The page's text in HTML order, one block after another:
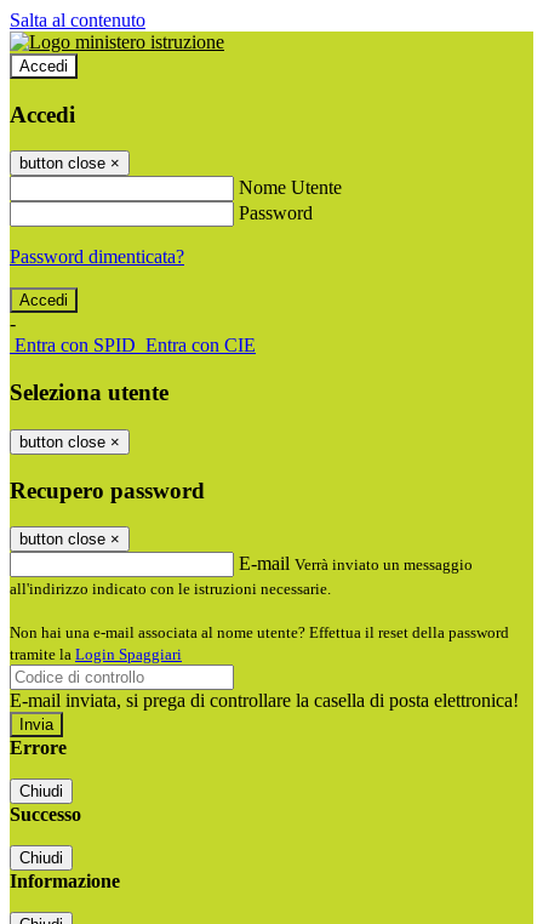
Salta al contenuto
Accedi
Accedi
button close ×
Nome Utente
Password
Password dimenticata?
-
Entra con SPID Entra con CIE
Seleziona utente
button close ×
Recupero password
button close ×
E-mail Verrà inviato un messaggio
all'indirizzo indicato con le istruzioni necessarie.
Non hai una e-mail associata al nome utente? Effettua il reset della password
tramite la Login Spaggiari
E-mail inviata, si prega di controllare la casella di posta elettronica!
Errore
Chiudi
Successo
Chiudi
Informazione